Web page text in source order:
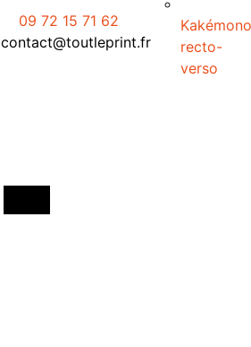
Kakémono
recto-
verso
09 72 15 71 62
contact@toutleprint.fr